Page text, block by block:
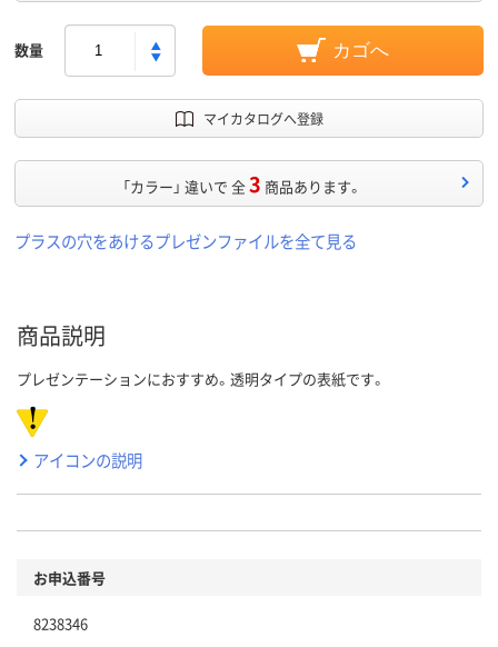
数量 カゴへ
マイカタログへ登録
「カラー」 違いで 全3 商品あります。
プラスの穴をあけるプレゼンファイルを全て見る
商品説明
プレゼンテーションにおすすめ。透明タイプの表紙です。
アイコンの説明
お申込番号
8238346